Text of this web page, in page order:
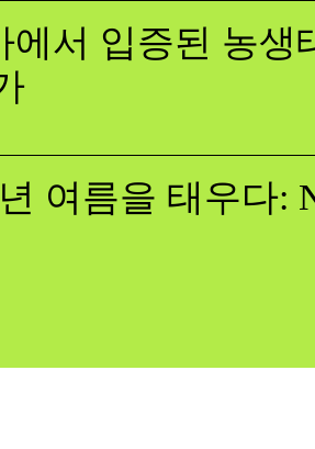
서 입증된 농생
여름을 태우다: